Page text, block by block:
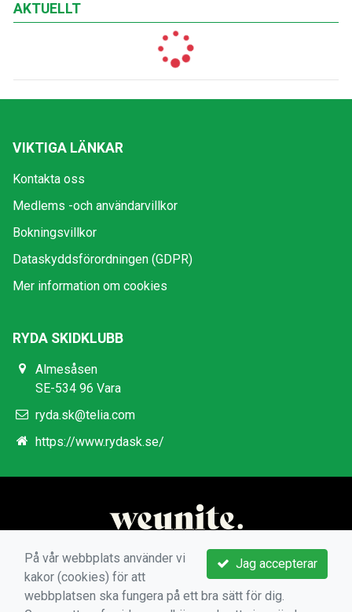
AKTUELLT
VIKTIGA LÄNKAR
Kontakta oss
Medlems -och användarvillkor
Bokningsvillkor
Dataskyddsförordningen (GDPR)
Mer information om cookies
RYDA SKIDKLUBB
Almesåsen
SE-534 96 Vara
ryda.sk@telia.com
https://www.rydask.se/
Jag accepterar
På vår webbplats använder vi
kakor (cookies) för att
webbplatsen ska fungera på ett bra sätt för dig.